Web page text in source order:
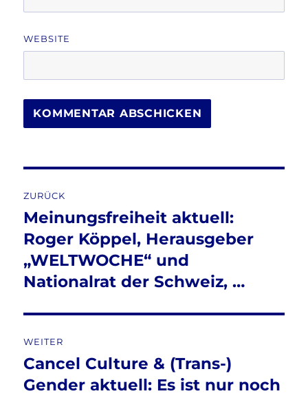
WEBSITE
ZURÜCK
Vorheriger
Beitrag:
Meinungsfreiheit aktuell:
Roger Köppel, Herausgeber
„WELTWOCHE“ und
Nationalrat der Schweiz, …
WEITER
Nächster
Beitrag:
Cancel Culture & (Trans-)
Gender aktuell: Es ist nur noch